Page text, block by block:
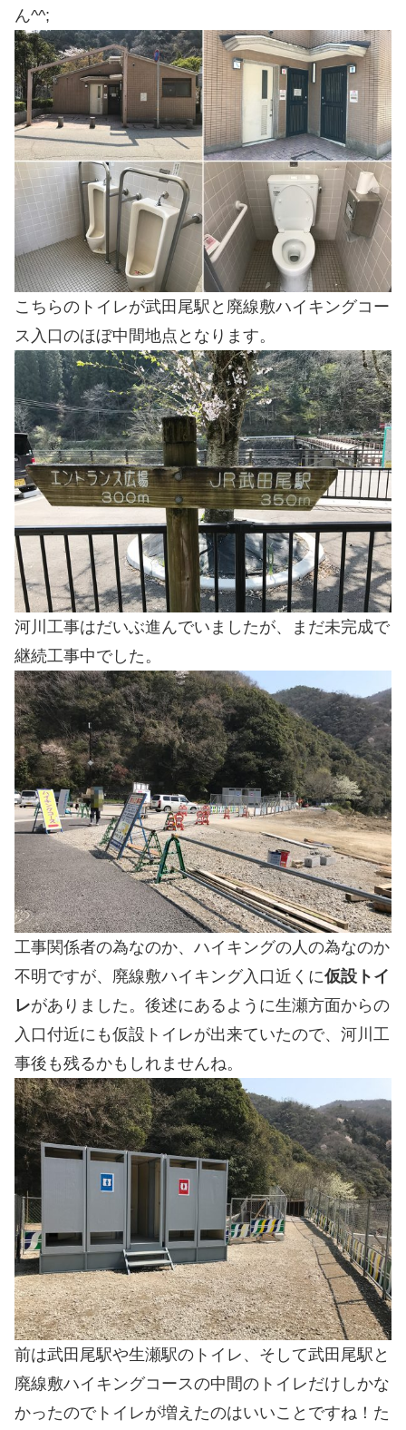
ん^^;
こちらのトイレが武田尾駅と廃線敷ハイキングコー
ス入口のほぼ中間地点となります。
河川工事はだいぶ進んでいましたが、まだ未完成で
継続工事中でした。
工事関係者の為なのか、ハイキングの人の為なのか
不明ですが、廃線敷ハイキング入口近くに仮設トイ
レがありました。後述にあるように生瀬方面からの
入口付近にも仮設トイレが出来ていたので、河川工
事後も残るかもしれませんね。
前は武田尾駅や生瀬駅のトイレ、そして武田尾駅と
廃線敷ハイキングコースの中間のトイレだけしかな
かったのでトイレが増えたのはいいことですね！た